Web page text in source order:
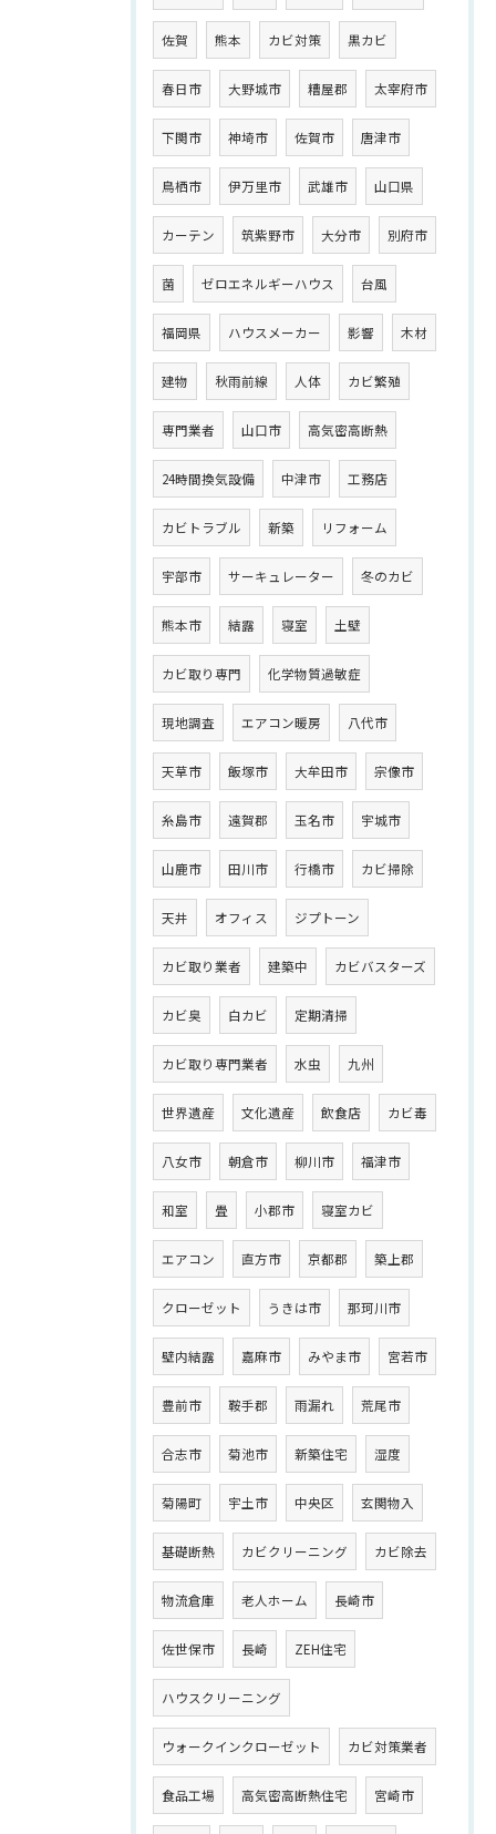
佐賀 熊本 カビ対策 黒カビ
春日市 大野城市 糟屋郡 太宰府市
下関市 神埼市 佐賀市 唐津市
鳥栖市 伊万里市 武雄市 山口県
カーテン 筑紫野市 大分市 別府市
菌 ゼロエネルギーハウス 台風
福岡県 ハウスメーカー 影響 木材
建物 秋雨前線 人体 カビ繁殖
専門業者 山口市 高気密高断熱
24時間換気設備 中津市 工務店
カビトラブル 新築 リフォーム
宇部市 サーキュレーター 冬のカビ
熊本市 結露 寝室 土壁
カビ取り専門 化学物質過敏症
現地調査 エアコン暖房 八代市
天草市 飯塚市 大牟田市 宗像市
糸島市 遠賀郡 玉名市 宇城市
山鹿市 田川市 行橋市 カビ掃除
天井 オフィス ジプトーン
カビ取り業者 建築中 カビバスターズ
カビ臭 白カビ 定期清掃
カビ取り専門業者 水虫 九州
世界遺産 文化遺産 飲食店 カビ毒
八女市 朝倉市 柳川市 福津市
和室 畳 小郡市 寝室カビ
エアコン 直方市 京都郡 築上郡
クローゼット うきは市 那珂川市
壁内結露 嘉麻市 みやま市 宮若市
豊前市 鞍手郡 雨漏れ 荒尾市
合志市 菊池市 新築住宅 湿度
菊陽町 宇土市 中央区 玄関物入
基礎断熱 カビクリーニング カビ除去
物流倉庫 老人ホーム 長崎市
佐世保市 長崎 ZEH住宅
ハウスクリーニング
ウォークインクローゼット カビ対策業者
食品工場 高気密高断熱住宅 宮崎市